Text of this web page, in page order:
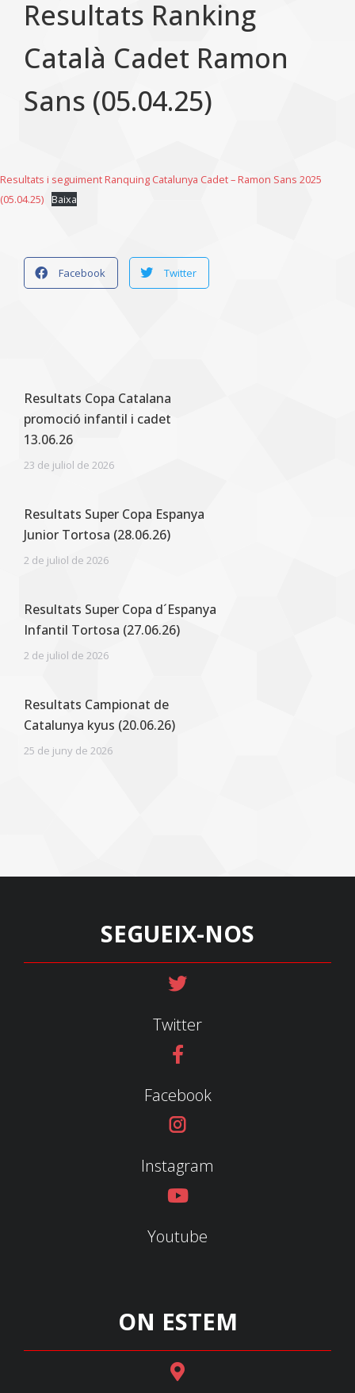
Resultats Ranking
Català Cadet Ramon
Sans (05.04.25)
Resultats i seguiment Ranquing Catalunya Cadet – Ramon Sans 2025
(05.04.25) Baixa
Facebook Twitter
Resultats Copa Catalana
promoció infantil i cadet
13.06.26
23 de juliol de 2026
Resultats Super Copa Espanya
Junior Tortosa (28.06.26)
2 de juliol de 2026
Resultats Super Copa d´Espanya
Infantil Tortosa (27.06.26)
2 de juliol de 2026
Resultats Campionat de
Catalunya kyus (20.06.26)
25 de juny de 2026
SEGUEIX-NOS
Twitter
Facebook
Instagram
Youtube
ON ESTEM